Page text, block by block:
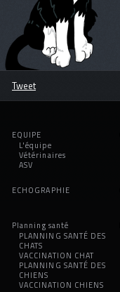
Tweet
EQUIPE
L'équipe
Vétérinaires
ASV
ECHOGRAPHIE
Planning santé
PLANNING SANTÉ DES
CHATS
VACCINATION CHAT
PLANNING SANTÉ DES
CHIENS
VACCINATION CHIENS